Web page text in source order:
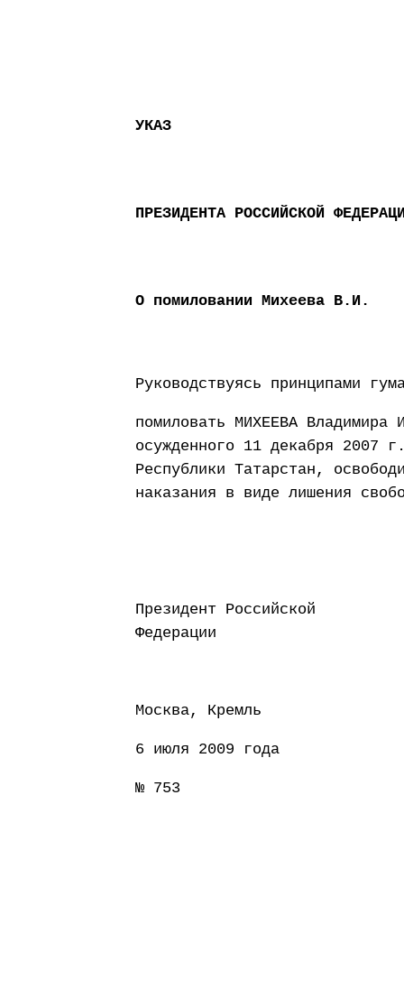
УКАЗ
ПРЕЗИДЕНТА РОССИЙСКОЙ
О помиловании Михеева В.И.
Руководствуясь принципами
помиловать МИХЕЕВА
осужденного 11 декабря 2007
Республики Татарстан,
наказания в виде лишения
Президент Российской
Федерации
Москва, Кремль
6 июля 2009 года
№ 753